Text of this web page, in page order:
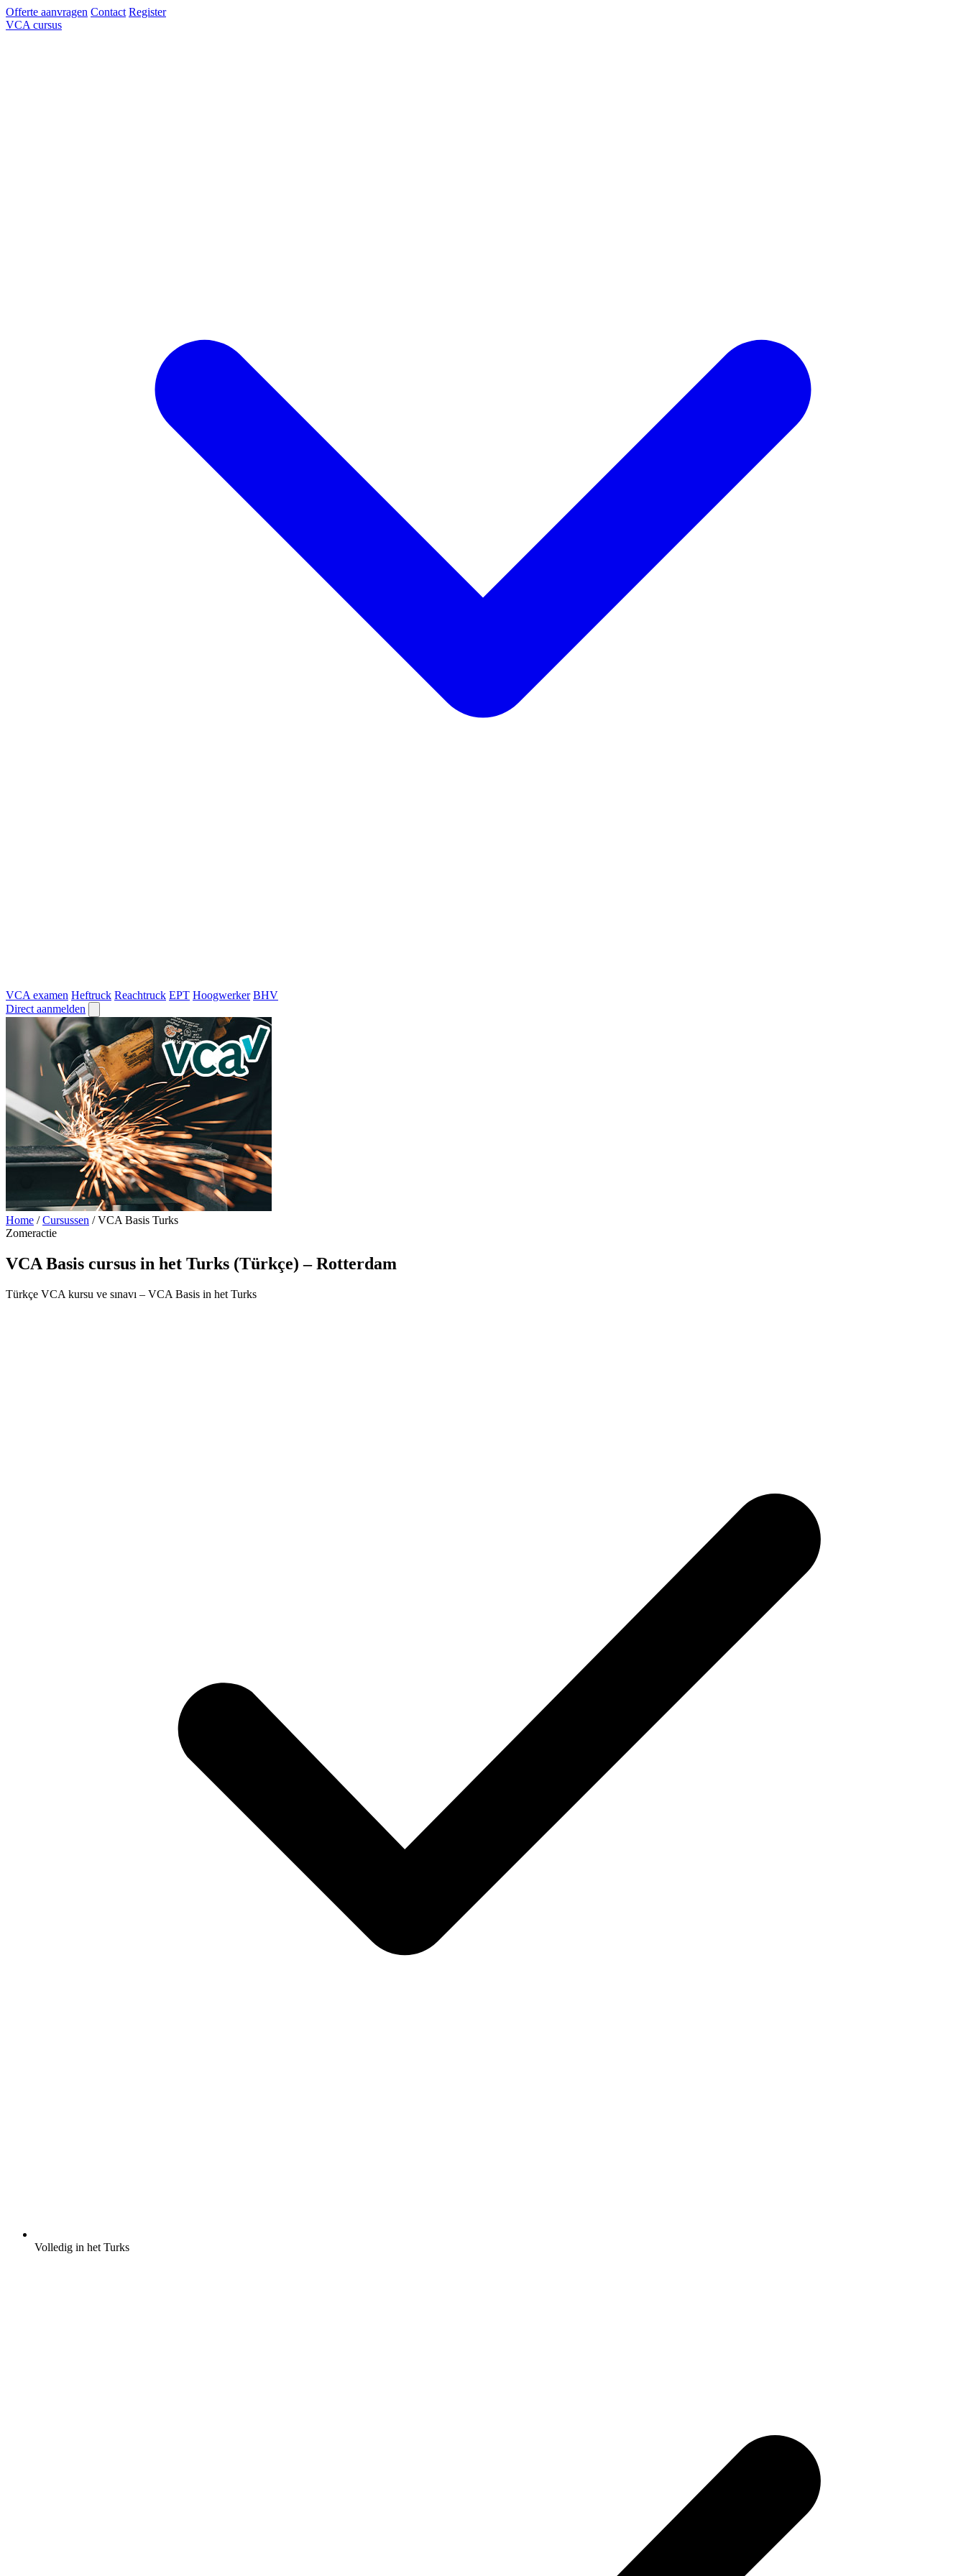
Offerte aanvragen Contact Register
VCA cursus
VCA examen Heftruck Reachtruck EPT Hoogwerker BHV
Direct aanmelden
Home / Cursussen / VCA Basis Turks
Zomeractie
VCA Basis cursus in het Turks (Türkçe) – Rotterdam
Türkçe VCA kursu ve sınavı – VCA Basis in het Turks
Volledig in het Turks